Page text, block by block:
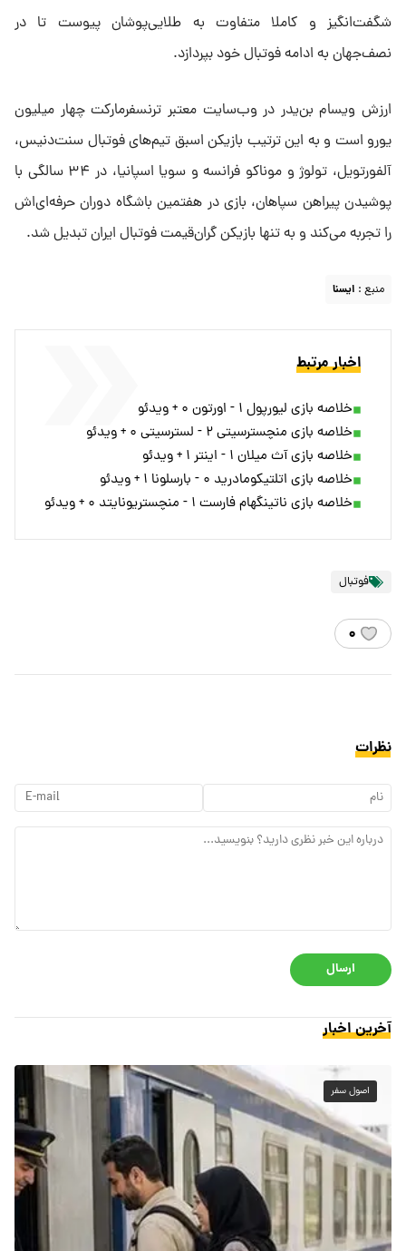
شگفت‌انگیز و کاملا متفاوت به طلایی‌پوشان پیوست تا در
نصف‌جهان به ادامه فوتبال خود بپردازد.
ارزش ویسام بن‌یدر در وب‌سایت معتبر ترنسفرمارکت چهار میلیون
یورو است و به این ترتیب بازیکن اسبق تیم‌های فوتبال سنت‌دنیس،
آلفورتویل، تولوژ و موناکو فرانسه و سویا اسپانیا، در ۳۴ سالگی با
پوشیدن پیراهن سپاهان، بازی در هفتمین باشگاه دوران حرفه‌ای‌اش
را تجربه می‌کند و به تنها بازیکن گران‌قیمت فوتبال ایران تبدیل شد.
منبع : ایسنا
اخبار مرتبط
خلاصه بازی لیورپول ۱ - اورتون ۰ + ویدئو
خلاصه بازی منچسترسیتی ۲ - لسترسیتی ۰ + ویدئو
خلاصه بازی آث میلان ۱ - اینتر ۱ + ویدئو
خلاصه بازی اتلتیکومادرید ۰ - بارسلونا ۱ + ویدئو
خلاصه بازی ناتینگهام فارست ۱ - منچستریونایتد ۰ + ویدئو
فوتبال
۰
نظرات
ارسال
آخرین اخبار
اصول سفر